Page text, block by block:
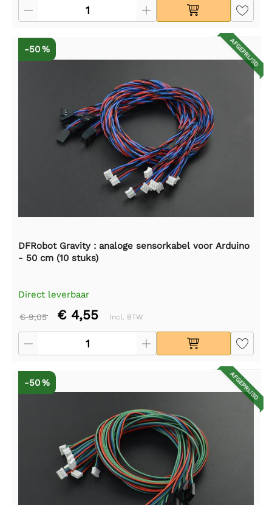
AFGEPRIJSD
-50 %
DFRobot Gravity : analoge sensorkabel voor Arduino
- 50 cm (10 stuks)
Direct leverbaar
€ 9,05 € 4,55 Incl. BTW
AFGEPRIJSD
-50 %